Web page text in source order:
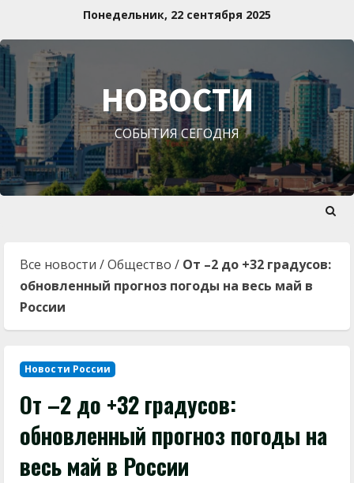
содержимому
Понедельник, 22 сентября 2025
НОВОСТИ
СОБЫТИЯ СЕГОДНЯ
Все новости /Общество / От –2 до +32 градусов:
обновленный прогноз погоды на весь май в
России
Новости России
От –2 до +32 градусов:
обновленный прогноз погоды на
весь май в России